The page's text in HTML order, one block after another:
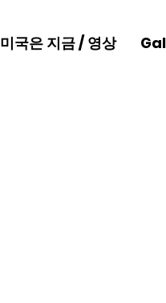
미국은 지금 / 영상